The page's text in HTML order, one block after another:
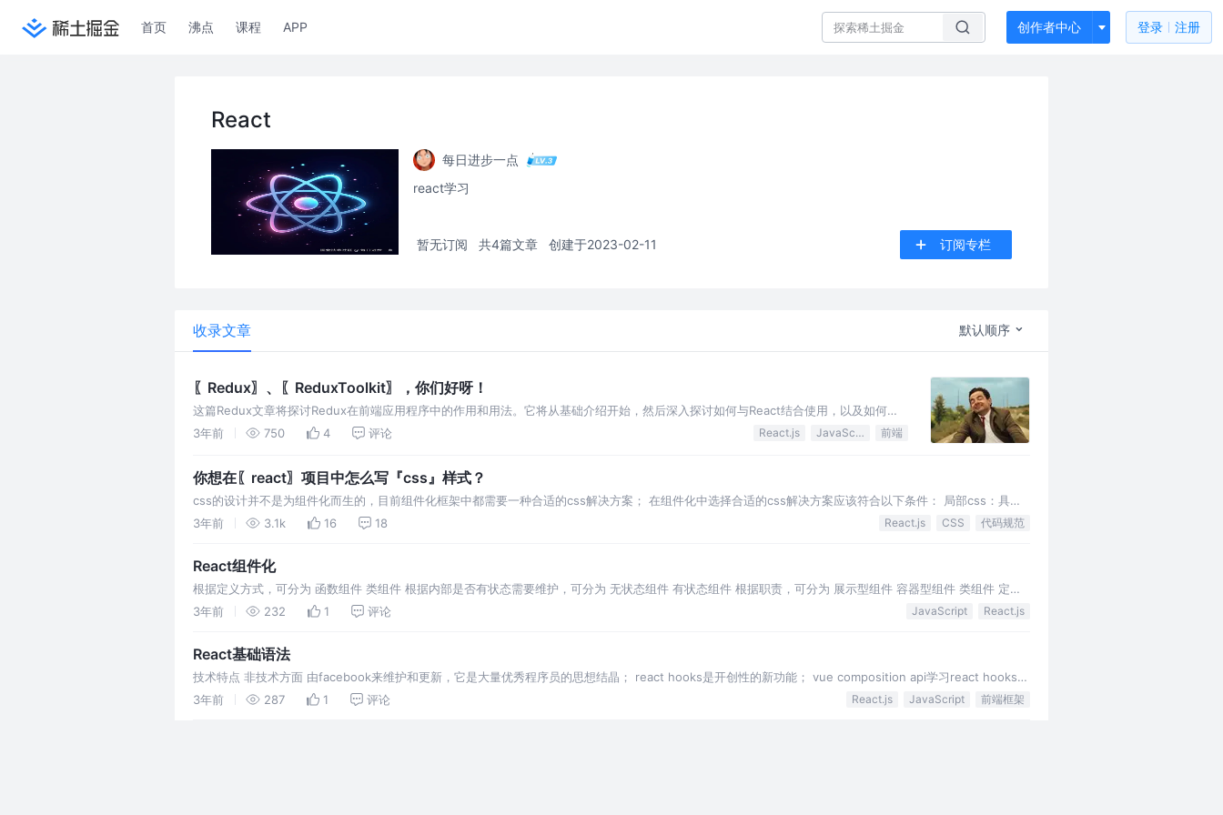
首页 沸点 课程 APP 创作者中心 登录 注册
React
每日进步一点
react学习
暂无订阅 共4篇文章 创建于2023-02-11 订阅专栏
收录文章 默认顺序
〖Redux〗、〖ReduxToolkit〗，你们好呀！
这篇Redux文章将探讨Redux在前端应用程序中的作用和用法。它将从基础介绍开始，然后深入探讨如何与React结合使用，以及如何使
用Redux Toolkit加速开发流程。此外，文章还将比较Redu
3年前 750 4 评论 React.js JavaScript 前端
你想在〖react〗项目中怎么写『css』样式？
css的设计并不是为组件化而生的，目前组件化框架中都需要一种合适的css解决方案； 在组件化中选择合适的css解决方案应该符合以下条件： 局部css：具备
独立作用域，不会污染其它组件样式； 动态css
3年前 3.1k 16 18 React.js CSS 代码规范
React组件化
根据定义方式，可分为 函数组件 类组件 根据内部是否有状态需要维护，可分为 无状态组件 有状态组件 根据职责，可分为 展示型组件 容器型组件 类组件 定义
一个类（类名大写，组件名称必须是大写，小写会被
3年前 232 1 评论 JavaScript React.js
React基础语法
技术特点 非技术方面 由facebook来维护和更新，它是大量优秀程序员的思想结晶； react hooks是开创性的新功能； vue composition api学习react hooks的
思想；
3年前 287 1 评论 React.js JavaScript 前端框架